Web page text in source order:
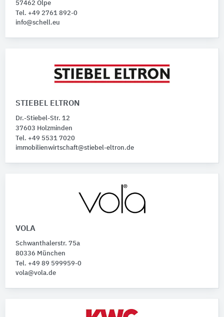
57462 Olpe
Tel. +49 2761 892-0
info@schell.eu
STIEBEL ELTRON
Dr.-Stiebel-Str. 12
37603 Holzminden
Tel. +49 5531 7020
immobilienwirtschaft@stiebel-eltron.de
VOLA
Schwanthalerstr. 75a
80336 München
Tel. +49 89 599959-0
vola@vola.de